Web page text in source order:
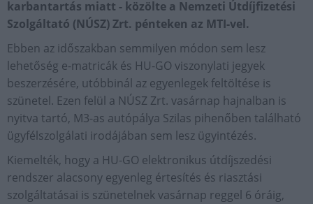
karbantartás miatt - közölte a Nemzeti Útdíjfizetési
Szolgáltató (NÚSZ) Zrt. pénteken az MTI-vel.
Ebben az időszakban semmilyen módon sem lesz
lehetőség e-matricák és HU-GO viszonylati jegyek
beszerzésére, utóbbinál az egyenlegek feltöltése is
szünetel. Ezen felül a NÚSZ Zrt. vasárnap hajnalban is
nyitva tartó, M3-as autópálya Szilas pihenőben található
ügyfélszolgálati irodájában sem lesz ügyintézés.
Kiemelték, hogy a HU-GO elektronikus útdíjszedési
rendszer alacsony egyenleg értesítés és riasztási
szolgáltatásai is szünetelnek vasárnap reggel 6 óráig,